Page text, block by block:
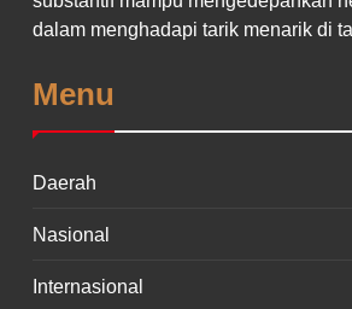
dalam menghadapi tarik menarik di
Menu
Daerah
Nasional
Internasional